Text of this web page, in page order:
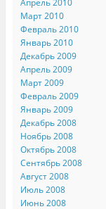
Март 2010
Февраль 2010
Январь 2010
Декабрь 2009
Апрель 2009
Март 2009
Февраль 2009
Январь 2009
Декабрь 2008
Ноябрь 2008
Октябрь 2008
Сентябрь 2008
Август 2008
Июль 2008
Июнь 2008